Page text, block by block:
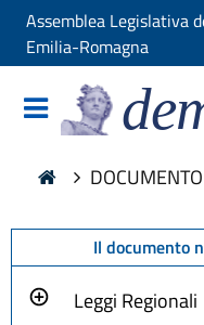
Assemblea Legislativa
Emilia-Romagna
Il documento
Leggi Regionali